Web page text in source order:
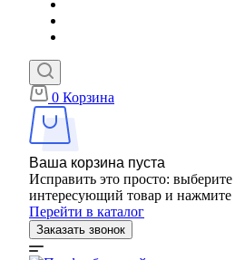
0 Корзина
Ваша корзина пуста
Исправить это просто: выберите
интересующий товар и нажмите
Перейти в каталог
Заказать звонок